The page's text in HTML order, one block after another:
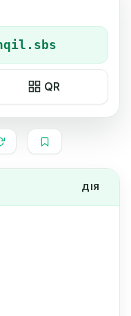
QR
ДІЯ